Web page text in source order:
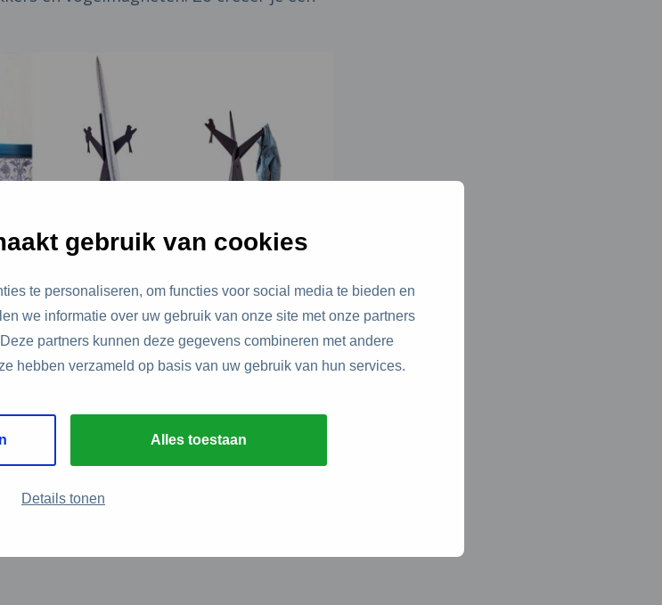
gebruik van cookies
te personaliseren, om functies voor social media te bieden en
we informatie over uw gebruik van onze site met onze partners
partners kunnen deze gegevens combineren met andere
hebben verzameld op basis van uw gebruik van hun services.
Alles toestaan
Details tonen
textiel en cellulose en is 100% te